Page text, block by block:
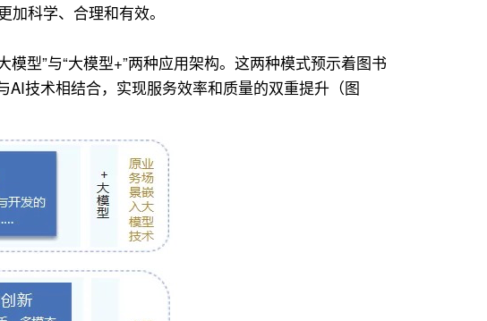
科学、合理和有效。
型”与“大模型+”两种应用架构。这两种模式预示着图书
技术相结合，实现服务效率和质量的双重提升（图